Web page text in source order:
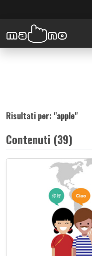
Risultati per: "apple"
Contenuti (39)